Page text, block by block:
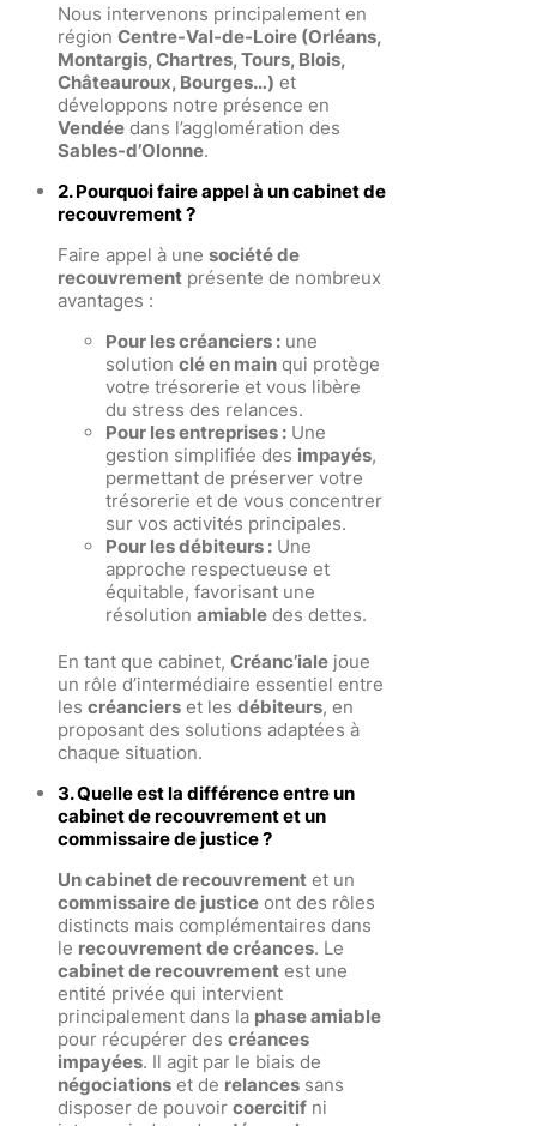
Nous intervenons principalement en
région Centre-Val-de-Loire (Orléans,
Montargis, Chartres, Tours, Blois,
Châteauroux, Bourges…) et
développons notre présence en
Vendée dans l’agglomération des
Sables-d’Olonne.
2. Pourquoi faire appel à un cabinet de
recouvrement ?
Faire appel à une société de
recouvrement présente de nombreux
avantages :
Pour les créanciers : une
solution clé en main qui protège
votre trésorerie et vous libère
du stress des relances.
Pour les entreprises : Une
gestion simplifiée des impayés,
permettant de préserver votre
trésorerie et de vous concentrer
sur vos activités principales.
Pour les débiteurs : Une
approche respectueuse et
équitable, favorisant une
résolution amiable des dettes.
En tant que cabinet, Créanc’iale joue
un rôle d’intermédiaire essentiel entre
les créanciers et les débiteurs, en
proposant des solutions adaptées à
chaque situation.
3. Quelle est la différence entre un
cabinet de recouvrement et un
commissaire de justice ?
Un cabinet de recouvrement et un
commissaire de justice ont des rôles
distincts mais complémentaires dans
le recouvrement de créances. Le
cabinet de recouvrement est une
entité privée qui intervient
principalement dans la phase amiable
pour récupérer des créances
impayées. Il agit par le biais de
négociations et de relances sans
disposer de pouvoir coercitif ni